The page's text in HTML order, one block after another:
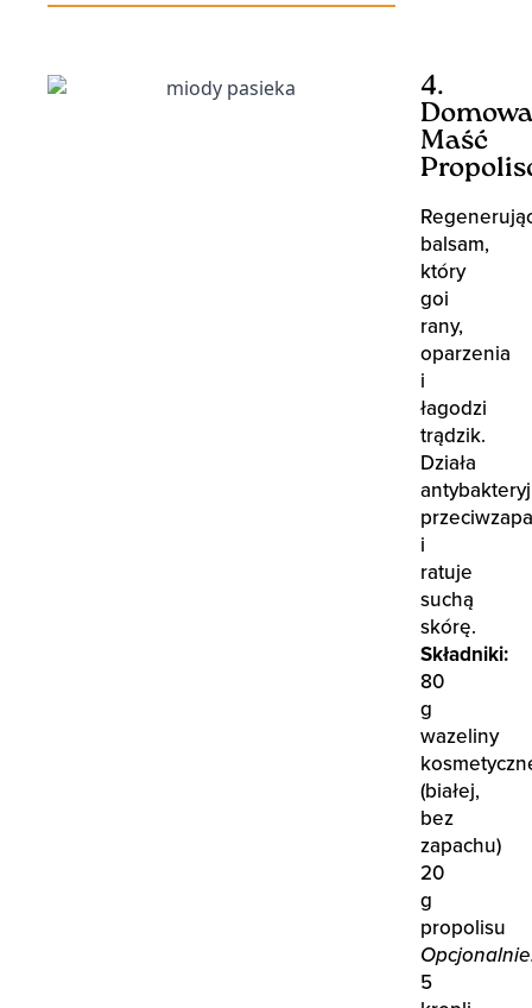
4.
Domowa
Maść
balsam,
który
goi
rany,
oparzenia
i
łagodzi
trądzik.
Działa
i
ratuje
suchą
skórę.
Składniki:
80
g
wazeliny
(białej,
bez
zapachu)
20
g
propolisu
5